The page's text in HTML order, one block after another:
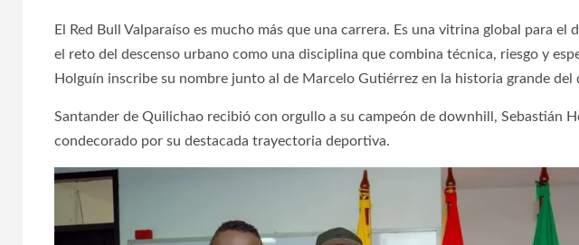
El Red Bull Valparaíso es mucho más que una carrera. Es una vitrina global para
el reto del descenso urbano como una disciplina que combina técnica, riesgo y
Holguín inscribe su nombre junto al de Marcelo Gutiérrez en la historia grande
Santander de Quilichao recibió con orgullo a su campeón de downhill, Sebastián
condecorado por su destacada trayectoria deportiva.